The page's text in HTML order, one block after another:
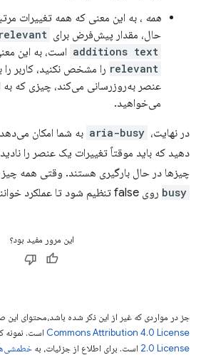
همه ، به این معنی که همه تغییرات
حال، مقدار پیش‌فرض برای
additions text است، به این
relevant را مشخص نکنید، کاربر را
عنصر به‌روزرسانی می‌کند، چیزی که به
می‌خواهید.
در نهایت، aria-busy به شما امکان
دهید که باید موقتاً تغییرات یک عنصر را
چیزها در حال بارگیری هستند. وقتی همه
busy روی false تنظیم شود تا عملکرد خواننده عادی شود.
این مرور مفید بود؟
جز در مواردی که غیر از این ذکر شده باشد،‌محتوای
Commons Attribution 4.0 License است. نمونه
2.0 License است. برای اطلاع از جزئیات، به